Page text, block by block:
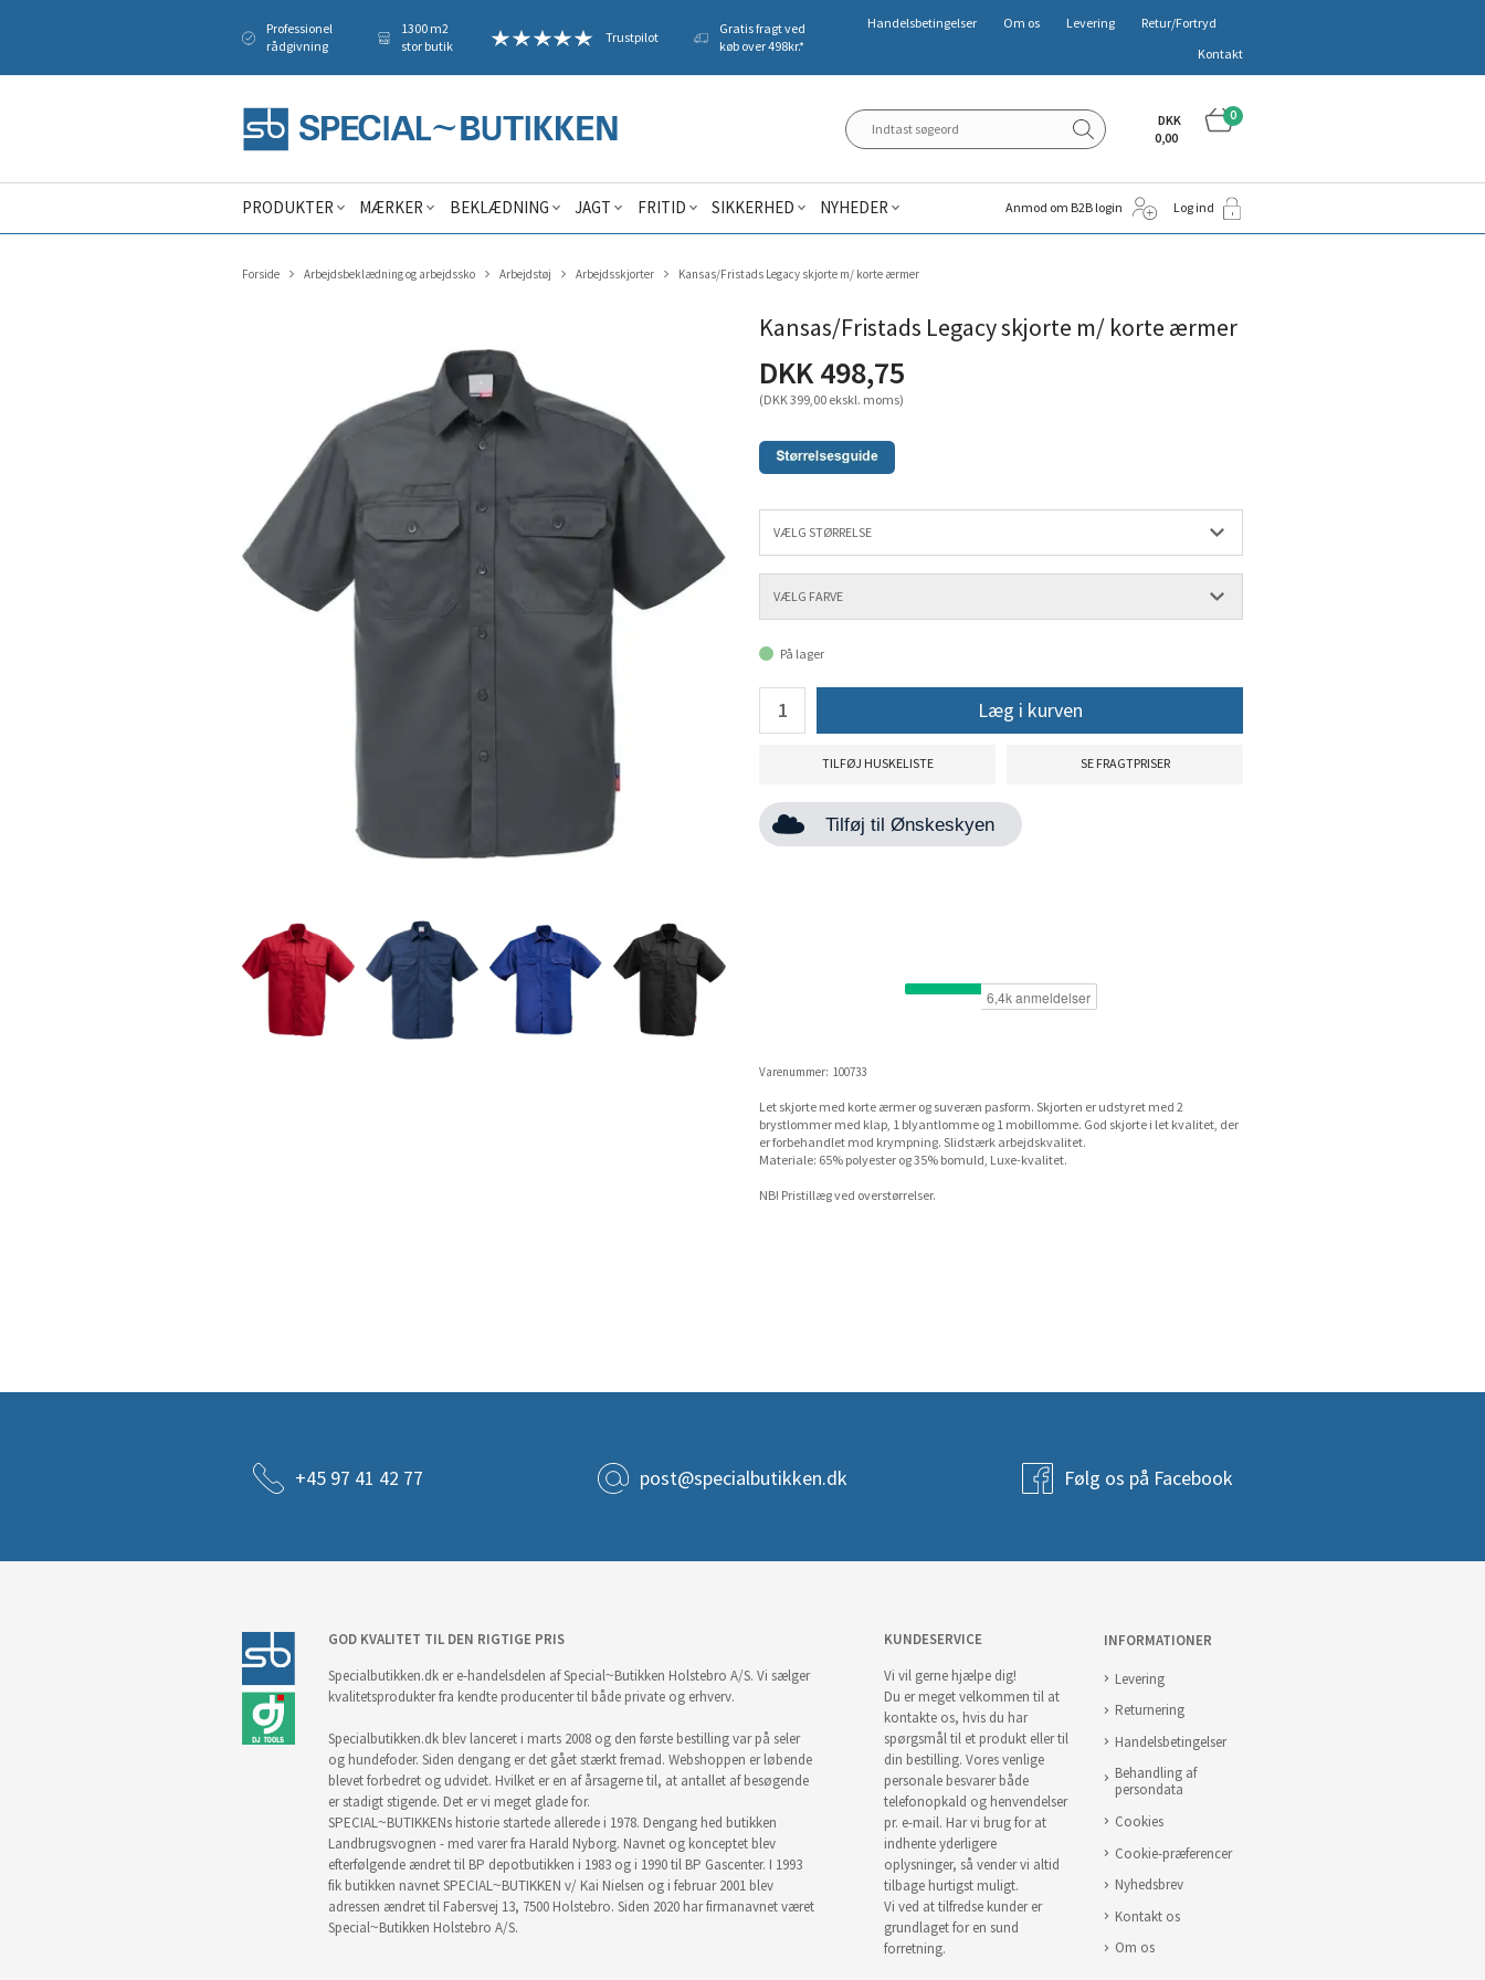
Professionel
rådgivning
1300 m2
stor butik
Trustpilot
Gratis fragt ved
køb over 498kr.*
Handelsbetingelser Om os Levering
Retur/Fortryd
Kontakt
0
DKK
0,00
PRODUKTER MÆRKER BEKLÆDNING JAGT FRITID SIKKERHED NYHEDER Anmod om B2B login Log ind
Forside Arbejdsbeklædning og arbejdssko Arbejdstøj Arbejdsskjorter Kansas/Fristads Legacy skjorte m/ korte ærmer
Kansas/Fristads Legacy skjorte m/ korte ærmer
DKK 498,75
(DKK 399,00 ekskl. moms)
På lager
Læg i kurven
TILFØJ HUSKELISTE SE FRAGTPRISER
Tilføj til Ønskeskyen
Varenummer: 100733
Let skjorte med korte ærmer og suveræn pasform. Skjorten er udstyret med 2
brystlommer med klap, 1 blyantlomme og 1 mobillomme. God skjorte i let kvalitet, der
er forbehandlet mod krympning. Slidstærk arbejdskvalitet.
Materiale: 65% polyester og 35% bomuld, Luxe-kvalitet.
NB! Pristillæg ved overstørrelser.
+45 97 41 42 77 post@specialbutikken.dk Følg os på Facebook
GOD KVALITET TIL DEN RIGTIGE PRIS
Specialbutikken.dk er e-handelsdelen af Special~Butikken Holstebro A/S. Vi sælger
kvalitetsprodukter fra kendte producenter til både private og erhverv.
Specialbutikken.dk blev lanceret i marts 2008 og den første bestilling var på seler
og hundefoder. Siden dengang er det gået stærkt fremad. Webshoppen er løbende
blevet forbedret og udvidet. Hvilket er en af årsagerne til, at antallet af besøgende
er stadigt stigende. Det er vi meget glade for.
SPECIAL~BUTIKKENs historie startede allerede i 1978. Dengang hed butikken
Landbrugsvognen - med varer fra Harald Nyborg. Navnet og konceptet blev
efterfølgende ændret til BP depotbutikken i 1983 og i 1990 til BP Gascenter. I 1993
fik butikken navnet SPECIAL~BUTIKKEN v/ Kai Nielsen og i februar 2001 blev
adressen ændret til Fabersvej 13, 7500 Holstebro. Siden 2020 har firmanavnet været
Special~Butikken Holstebro A/S.
KUNDESERVICE
Vi vil gerne hjælpe dig!
Du er meget velkommen til at
kontakte os, hvis du har
spørgsmål til et produkt eller til
din bestilling. Vores venlige
personale besvarer både
telefonopkald og henvendelser
pr. e-mail. Har vi brug for at
indhente yderligere
oplysninger, så vender vi altid
tilbage hurtigst muligt.
Vi ved at tilfredse kunder er
grundlaget for en sund
forretning.
INFORMATIONER
Levering
Returnering
Handelsbetingelser
Behandling af
persondata
Cookies
Cookie-præferencer
Nyhedsbrev
Kontakt os
Om os